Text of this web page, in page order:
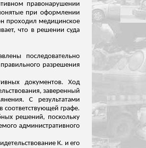
правонарушении
при оформлении
проходил медицинское
что в решении суда
последовательно
разрешения
документов. Ход
заверенный
С результатами
соответствующей графе.
решений, поскольку
административного
К. и его